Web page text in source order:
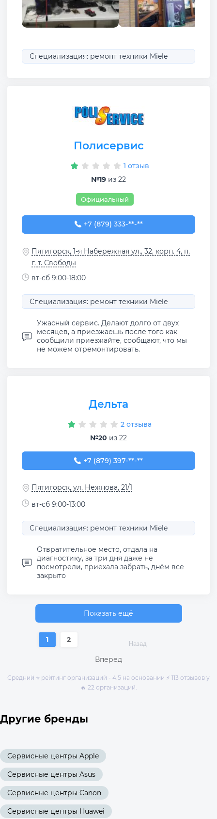
Специализация: ремонт техники Miele
Полисервис
1 отзыв
№19 из 22
Официальный
+7 (879) 333-17-29
+7 (879) 333-**-**
Пятигорск, 1-я Набережная ул., 32, корп. 4, п.
г. т. Свободы
вт-сб 9:00-18:00
Специализация: ремонт техники Miele
Ужасный сервис. Делают долго от двух
месяцев, а приезжаешь после того как
сообщили приезжайте, сообщают, что мы
не можем отремонтировать.
Дельта
2 отзыва
№20 из 22
+7 (879) 397-90-56
+7 (879) 397-**-**
Пятигорск, ул. Нежнова, 21/1
вт-сб 9:00-13:00
Специализация: ремонт техники Miele
Отвратительное место, отдала на
диагностику, за три дня даже не
посмотрели, приехала забрать, днём все
закрыто
Показать ещё
Назад
1 2
Вперед
Средний ⭐ рейтинг организаций - 4.5 на основании ⚡ 113 отзывов у
🔥 22 организаций.
Другие бренды
Сервисные центры Apple
Сервисные центры Asus
Сервисные центры Canon
Сервисные центры Huawei